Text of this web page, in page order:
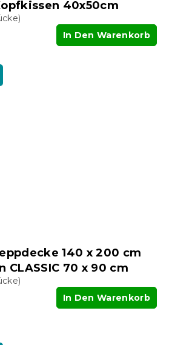
40x50cm
In Den Warenkorb
140 x 200 cm
CLASSIC 70 x 90 cm
In Den Warenkorb